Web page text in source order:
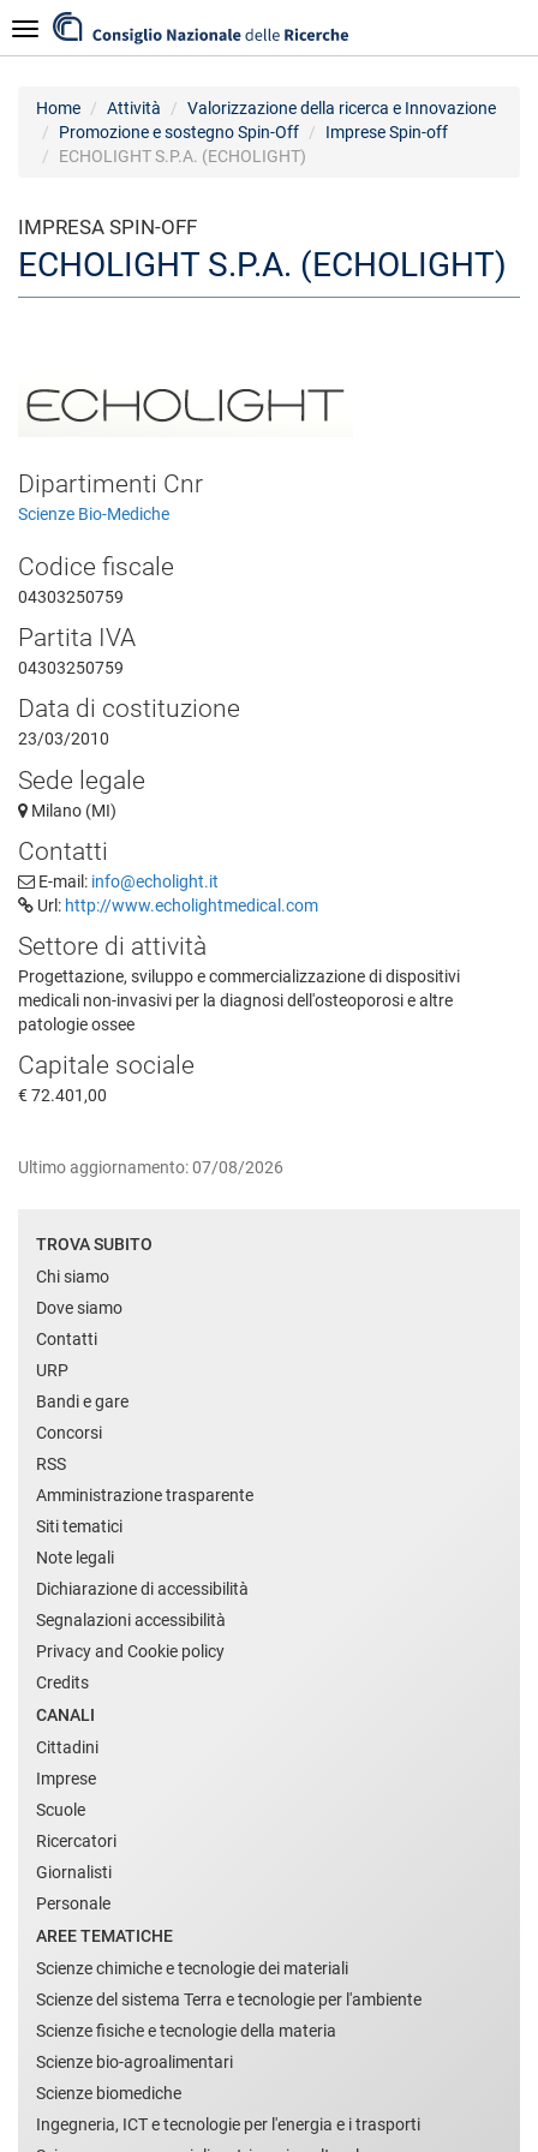
al
contenuto
Navigazione
Home Attività
Valorizzazione della ricerca e Innovazione
Promozione e sostegno Spin-Off
Imprese Spin-off
ECHOLIGHT S.P.A. (ECHOLIGHT)
IMPRESA SPIN-OFF
ECHOLIGHT S.P.A. (ECHOLIGHT)
Dipartimenti Cnr
Scienze Bio-Mediche
Codice fiscale
04303250759
Partita IVA
04303250759
Data di costituzione
23/03/2010
Sede legale
Milano (MI)
Contatti
E-mail: info@echolight.it
Url: http://www.echolightmedical.com
Settore di attività
Progettazione, sviluppo e commercializzazione di dispositivi
medicali non-invasivi per la diagnosi dell'osteoporosi e altre
patologie ossee
Capitale sociale
€ 72.401,00
Ultimo aggiornamento: 07/08/2026
TROVA SUBITO
Chi siamo
Dove siamo
Contatti
URP
Bandi e gare
Concorsi
RSS
Amministrazione trasparente
Siti tematici
Note legali
Dichiarazione di accessibilità
Segnalazioni accessibilità
Privacy and Cookie policy
Credits
CANALI
Cittadini
Imprese
Scuole
Ricercatori
Giornalisti
Personale
AREE TEMATICHE
Scienze chimiche e tecnologie dei materiali
Scienze del sistema Terra e tecnologie per l'ambiente
Scienze fisiche e tecnologie della materia
Scienze bio-agroalimentari
Scienze biomediche
Ingegneria, ICT e tecnologie per l'energia e i trasporti